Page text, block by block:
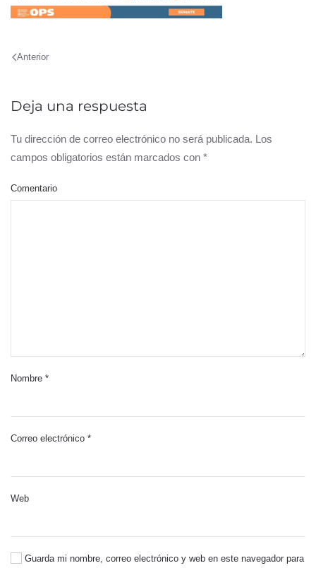
Anterior
Deja una respuesta
Tu dirección de correo electrónico no será publicada. Los
campos obligatorios están marcados con *
Comentario
Nombre *
Correo electrónico *
Web
Guarda mi nombre, correo electrónico y web en este navegador para